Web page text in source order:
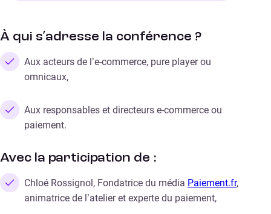
À qui s’adresse la conférence ?
Aux acteurs de l’e-commerce, pure player ou
omnicaux,
Aux responsables et directeurs e-commerce ou
paiement.
Avec la participation de :
Chloé Rossignol, Fondatrice du média Paiement.fr,
animatrice de l’atelier et experte du paiement,